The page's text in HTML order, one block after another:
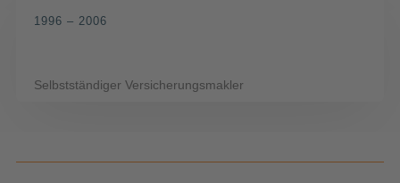
1996 – 2006
Selbstständiger Versicherungsmakler